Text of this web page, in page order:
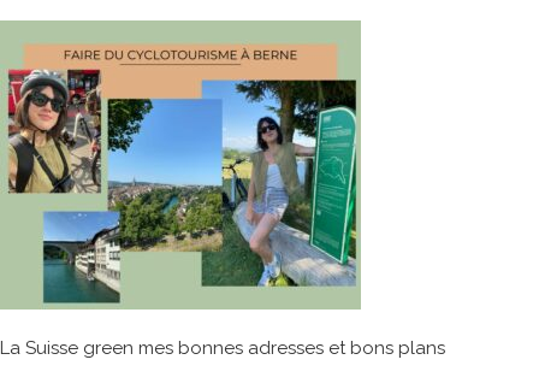
La Suisse green mes bonnes adresses et bons plans